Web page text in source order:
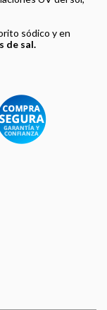
sódico y en
de sal.